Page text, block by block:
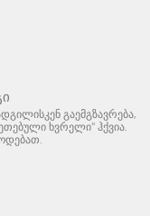
გაემგზავრება,
ხვრელი" ჰქვია.